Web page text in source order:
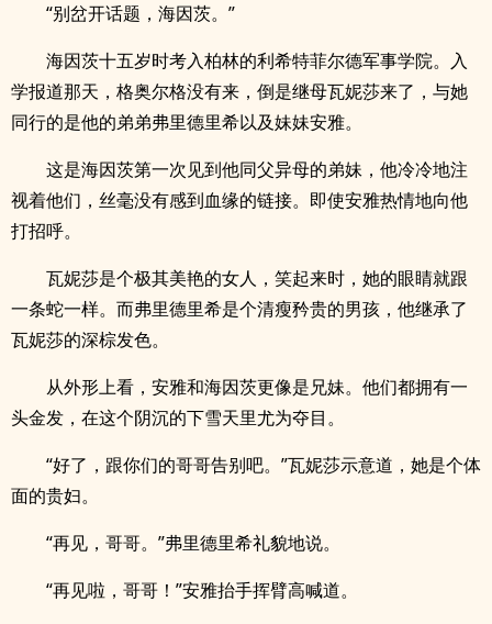
“别岔开话题，海因茨。”
海因茨十五岁时考入柏林的利希特菲尔德军事学院。入
学报道那天，格奥尔格没有来，倒是继母瓦妮莎来了，与她
同行的是他的弟弟弗里德里希以及妹妹安雅。
这是海因茨第一次见到他同父异母的弟妹，他冷冷地注
视着他们，丝毫没有感到血缘的链接。即使安雅热情地向他
打招呼。
瓦妮莎是个极其美艳的女人，笑起来时，她的眼睛就跟
一条蛇一样。而弗里德里希是个清瘦矜贵的男孩，他继承了
瓦妮莎的深棕发色。
从外形上看，安雅和海因茨更像是兄妹。他们都拥有一
头金发，在这个阴沉的下雪天里尤为夺目。
“好了，跟你们的哥哥告别吧。”瓦妮莎示意道，她是个体
面的贵妇。
“再见，哥哥。”弗里德里希礼貌地说。
“再见啦，哥哥！”安雅抬手挥臂高喊道。